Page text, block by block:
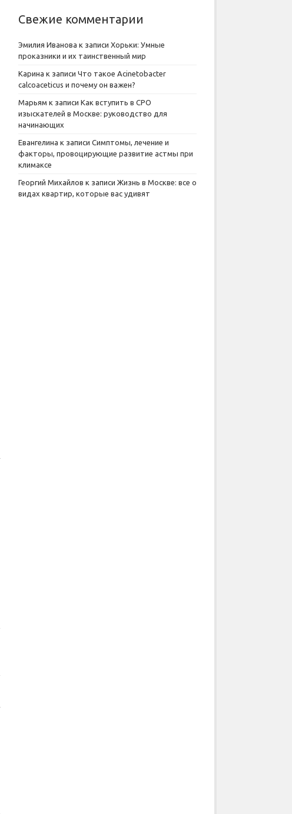
Свежие комментарии
Эмилия Иванова к записи Хорьки: Умные
проказники и их таинственный мир
Карина к записи Что такое Acinetobacter
calcoaceticus и почему он важен?
Марьям к записи Как вступить в СРО
изыскателей в Москве: руководство для
начинающих
Евангелина к записи Симптомы, лечение и
факторы, провоцирующие развитие астмы при
климаксе
Георгий Михайлов к записи Жизнь в Москве: все о
видах квартир, которые вас удивят